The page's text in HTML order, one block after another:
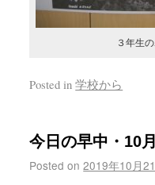
３年生
Posted in 学校から
今日の早中・10
Posted on 2019年10月